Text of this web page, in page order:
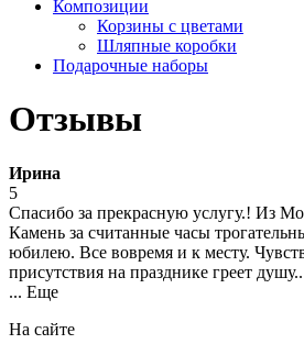
Композиции
Корзины с цветами
Шляпные коробки
Подарочные наборы
Отзывы
Ирина
5
Спасибо за прекрасную услугу.! Из
Камень за считанные часы
юбилею. Все вовремя и к месту.
присутствия на празднике греет душу..
... Еще
На сайте